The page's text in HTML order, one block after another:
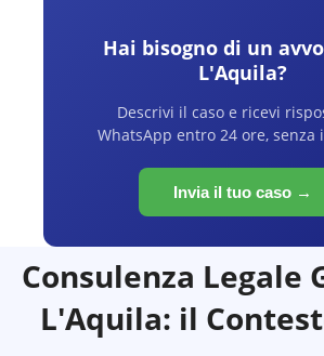
Hai bisogno di un
L'Aquila?
Descrivi il caso e ricevi
WhatsApp entro 24 ore, senza
Invia il tuo caso →
Consulenza Legale
L'Aquila: il